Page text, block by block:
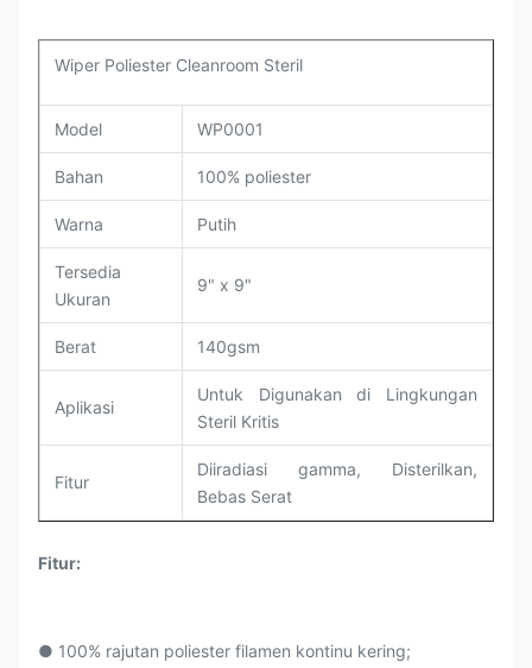
Wiper Poliester Cleanroom Steril
Model WP0001
Bahan 100% poliester
Warna Putih
Tersedia
Ukuran
9" x 9"
Berat 140gsm
Aplikasi
Untuk Digunakan di Lingkungan
Steril Kritis
Fitur
Diiradiasi gamma, Disterilkan,
Bebas Serat
Fitur:
● 100% rajutan poliester filamen kontinu kering;